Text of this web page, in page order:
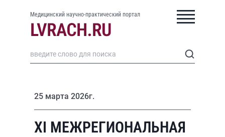
Медицинский научно-практический портал
25 марта 2026г.
ХI МЕЖРЕГИОНАЛЬНАЯ